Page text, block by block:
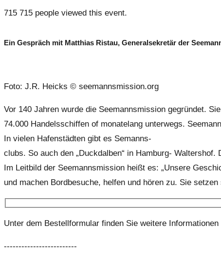
715 715 people viewed this event.
Ein Gespräch mit Matthias Ristau, Generalsekretär der
Foto: J.R. Heicks © seemannsmission.org
Vor 140 Jahren wurde die Seemannsmission gegründet.
74.000 Handelsschiffen of monatelang unterwegs.
In vielen Hafenstädten gibt es Semanns-
clubs. So auch den „Duckdalben“ in Hamburg-
Im Leitbild der Seemannsmission heißt es: „Unsere
und machen Bordbesuche, helfen und hören zu. Sie
Unter dem Bestellformular finden Sie weitere
-------------------------